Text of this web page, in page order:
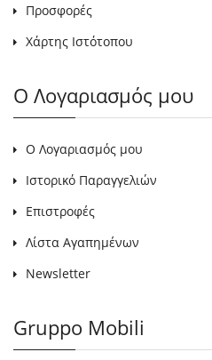
Προσφορές
Χάρτης Ιστότοπου
Ο Λογαριασμός μου
Ο Λογαριασμός μου
Ιστορικό Παραγγελιών
Επιστροφές
Λίστα Αγαπημένων
Newsletter
Gruppo Mobili